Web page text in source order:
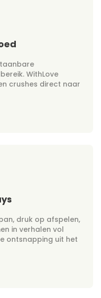
WithLove
crushes direct naar
druk op afspelen,
in verhalen vol
ontsnapping uit het